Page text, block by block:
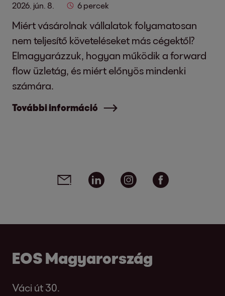
2026. jún. 8. 6 percek
Miért vásárolnak vállalatok folyamatosan
nem teljesítő követeléseket más cégektől?
Elmagyarázzuk, hogyan működik a forward
flow üzletág, és miért előnyös mindenki
számára.
További információ
Social media links - share article
Email Linkedin Instagram
EOS Magyarország
Váci út 30.